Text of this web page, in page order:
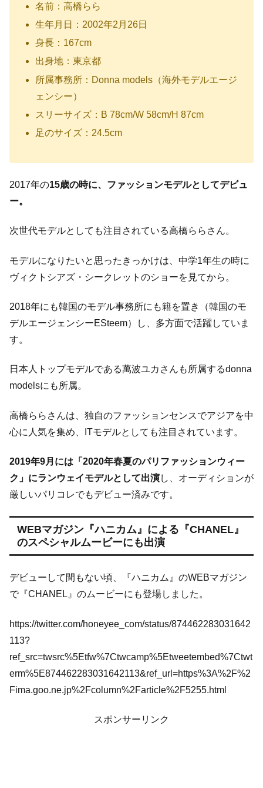
名前：高橋らら
生年月日：2002年2月26日
身長：167cm
出身地：東京都
所属事務所：Donna models（海外モデルエージ
ェンシー）
スリーサイズ：B 78cm/W 58cm/H 87cm
足のサイズ：24.5cm
2017年の15歳の時に、ファッションモデルとしてデビュ
ー。
次世代モデルとしても注目されている高橋ららさん。
モデルになりたいと思ったきっかけは、中学1年生の時に
ヴィクトシアズ・シークレットのショーを見てから。
2018年にも韓国のモデル事務所にも籍を置き（韓国のモ
デルエージェンシーESteem）し、多方面で活躍していま
す。
日本人トップモデルである萬波ユカさんも所属するdonna
modelsにも所属。
高橋ららさんは、独自のファッションセンスでアジアを中
心に人気を集め、ITモデルとしても注目されています。
2019年9月には「2020年春夏のパリファッションウィー
ク」にランウェイモデルとして出演し、オーディションが
厳しいパリコレでもデビュー済みです。
WEBマガジン『ハニカム』による『CHANEL』
のスペシャルムービーにも出演
デビューして間もない頃、『ハニカム』のWEBマガジン
で『CHANEL』のムービーにも登場しました。
https://twitter.com/honeyee_com/status/874462283031642
113?
ref_src=twsrc%5Etfw%7Ctwcamp%5Etweetembed%7Ctwt
erm%5E874462283031642113&ref_url=https%3A%2F%2
Fima.goo.ne.jp%2Fcolumn%2Farticle%2F5255.html
スポンサーリンク